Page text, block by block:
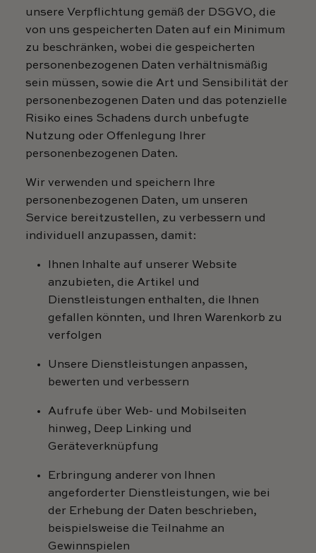
unsere Verpflichtung gemäß der DSGVO, die
von uns gespeicherten Daten auf ein Minimum
zu beschränken, wobei die gespeicherten
personenbezogenen Daten verhältnismäßig
sein müssen, sowie die Art und Sensibilität der
personenbezogenen Daten und das potenzielle
Risiko eines Schadens durch unbefugte
Nutzung oder Offenlegung Ihrer
personenbezogenen Daten.
Wir verwenden und speichern Ihre
personenbezogenen Daten, um unseren
Service bereitzustellen, zu verbessern und
individuell anzupassen, damit:
Ihnen Inhalte auf unserer Website
anzubieten, die Artikel und
Dienstleistungen enthalten, die Ihnen
gefallen könnten, und Ihren Warenkorb zu
verfolgen
Unsere Dienstleistungen anpassen,
bewerten und verbessern
Aufrufe über Web- und Mobilseiten
hinweg, Deep Linking und
Geräteverknüpfung
Erbringung anderer von Ihnen
angeforderter Dienstleistungen, wie bei
der Erhebung der Daten beschrieben,
beispielsweise die Teilnahme an
Gewinnspielen